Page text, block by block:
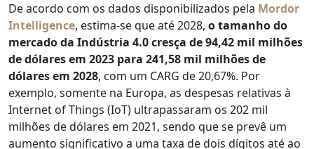
De acordo com os dados disponibilizados pela Mordor
Intelligence, estima-se que até 2028, o tamanho do
mercado da Indústria 4.0 cresça de 94,42 mil milhões
de dólares em 2023 para 241,58 mil milhões de
dólares em 2028, com um CARG de 20,67%. Por
exemplo, somente na Europa, as despesas relativas à
Internet of Things (IoT) ultrapassaram os 202 mil
milhões de dólares em 2021, sendo que se prevê um
aumento significativo a uma taxa de dois dígitos até ao